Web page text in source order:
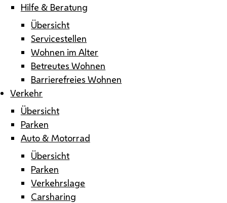
Hilfe & Beratung
Übersicht
Servicestellen
Wohnen im Alter
Betreutes Wohnen
Barrierefreies Wohnen
Verkehr
Übersicht
Parken
Auto & Motorrad
Übersicht
Parken
Verkehrslage
Carsharing